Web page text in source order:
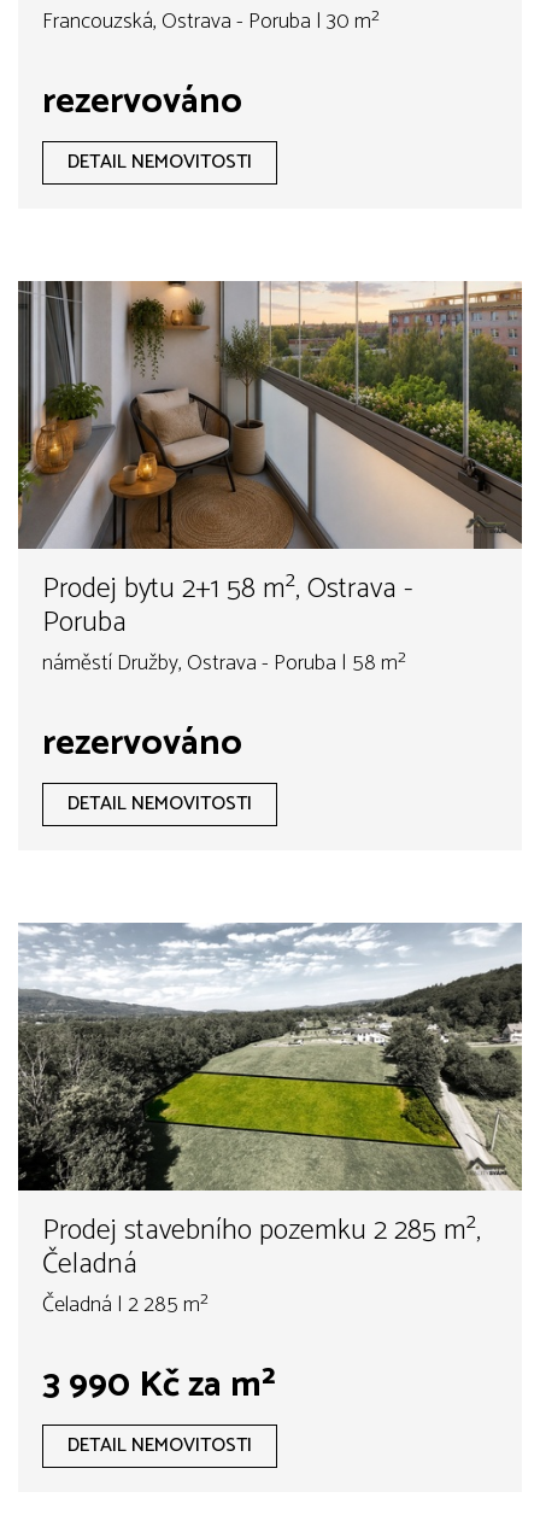
Francouzská, Ostrava - Poruba | 30 m²
rezervováno
DETAIL NEMOVITOSTI
Prodej bytu 2+1 58 m², Ostrava -
Poruba
náměstí Družby, Ostrava - Poruba | 58 m²
rezervováno
DETAIL NEMOVITOSTI
Prodej stavebního pozemku 2 285 m²,
Čeladná
Čeladná | 2 285 m²
3 990 Kč za m²
DETAIL NEMOVITOSTI